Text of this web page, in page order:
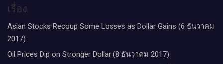
เรื่อง
Asian Stocks Recoup Some Losses as Dollar Gains (6 ธันวาคม
2017)
Oil Prices Dip on Stronger Dollar (8 ธันวาคม 2017)